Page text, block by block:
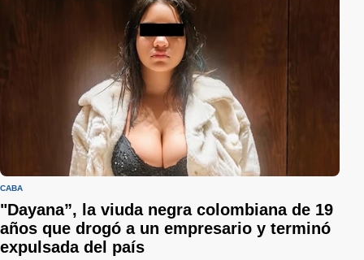
CABA
"Dayana”, la viuda negra colombiana de 19
años que drogó a un empresario y terminó
expulsada del país